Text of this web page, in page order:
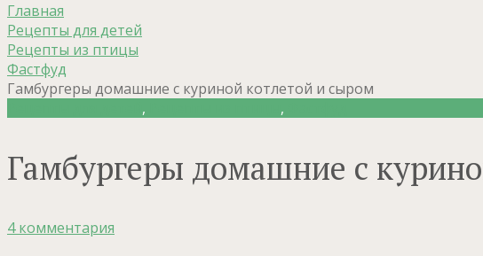
Главная
Рецепты для детей
Рецепты из птицы
Фастфуд
Гамбургеры домашние с куриной котлетой и сыром
, ,
Гамбургеры домашние с
4 комментария